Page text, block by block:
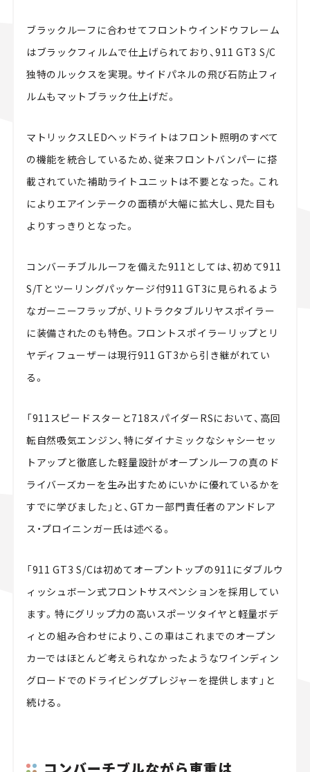
ブラックルーフに合わせてフロントウインドウフレーム
はブラックフィルムで仕上げられており、911 GT3 S/C
独特のルックスを実現。サイドパネルの飛び石防止フィ
ルムもマットブラック仕上げだ。
マトリックスLEDヘッドライトはフロント照明のすべて
の機能を統合しているため、従来フロントバンパーに搭
載されていた補助ライトユニットは不要となった。これ
によりエアインテークの面積が大幅に拡大し、見た目も
よりすっきりとなった。
コンバーチブルルーフを備えた911としては、初めて911
S/Tとツーリングパッケージ付911 GT3に見られるよう
なガーニーフラップが、リトラクタブルリヤスポイラー
に装備されたのも特色。フロントスポイラーリップとリ
ヤディフューザーは現行911 GT3から引き継がれてい
る。
「911スピードスターと718スパイダーRSにおいて、高回
転自然吸気エンジン、特にダイナミックなシャシーセッ
トアップと徹底した軽量設計がオープンルーフの真のド
ライバーズカーを生み出すためにいかに優れているかを
すでに学びました」と、GTカー部門責任者のアンドレア
ス・プロイニンガー氏は述べる。
「911 GT3 S/Cは初めてオープントップの911にダブルウ
ィッシュボーン式フロントサスペンションを採用してい
ます。特にグリップ力の高いスポーツタイヤと軽量ボデ
ィとの組み合わせにより、この車はこれまでのオープン
カーではほとんど考えられなかったようなワインディン
グロードでのドライビングプレジャーを提供します」と
続ける。